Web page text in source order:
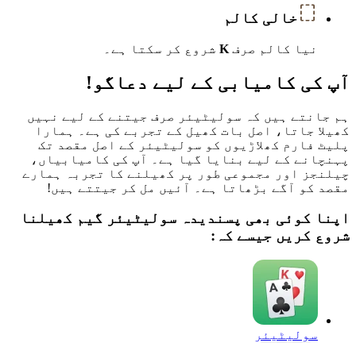
خالی کالم
نیا کالم صرف K شروع کر سکتا ہے۔
آپ کی کامیابی کے لیے دعاگو!
ہم جانتے ہیں کہ سولیٹیئر صرف جیتنے کے لیے نہیں
کھیلا جاتا، اصل بات کھیل کے تجربے کی ہے۔ ہمارا
پلیٹ فارم کھلاڑیوں کو سولیٹیئر کے اصل مقصد تک
پہنچانے کے لیے بنایا گیا ہے۔ آپ کی کامیابیاں،
چیلنجز اور مجموعی طور پر کھیلنے کا تجربہ ہمارے
مقصد کو آگے بڑھاتا ہے۔ آئیں مل کر جیتتے ہیں!
اپنا کوئی بھی پسندیدہ سولیٹیئر گیم کھیلنا
شروع کریں جیسے کہ:
سولیٹیئر